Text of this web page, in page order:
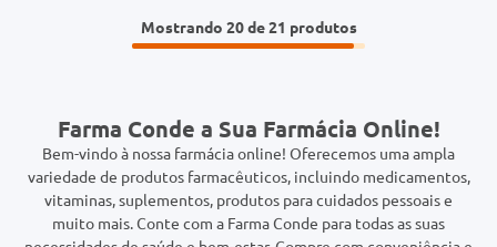
Mostrando 20 de 21
Farma Conde a Sua Farmácia Online!
Bem-vindo à nossa farmácia online! Oferecemos uma ampla
variedade de produtos farmacêuticos, incluindo medicamentos,
vitaminas, suplementos, produtos para cuidados pessoais e
muito mais. Conte com a Farma Conde para todas as suas